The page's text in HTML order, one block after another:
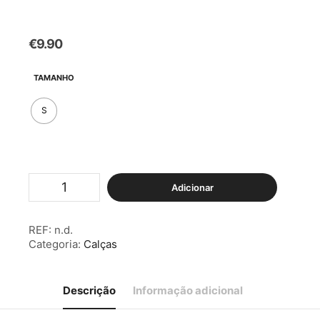
€9.90
TAMANHO
S
Calças
c/
Bolsos
Adicionar
REF: n.d.
Categoria: Calças
Descrição Informação adicional